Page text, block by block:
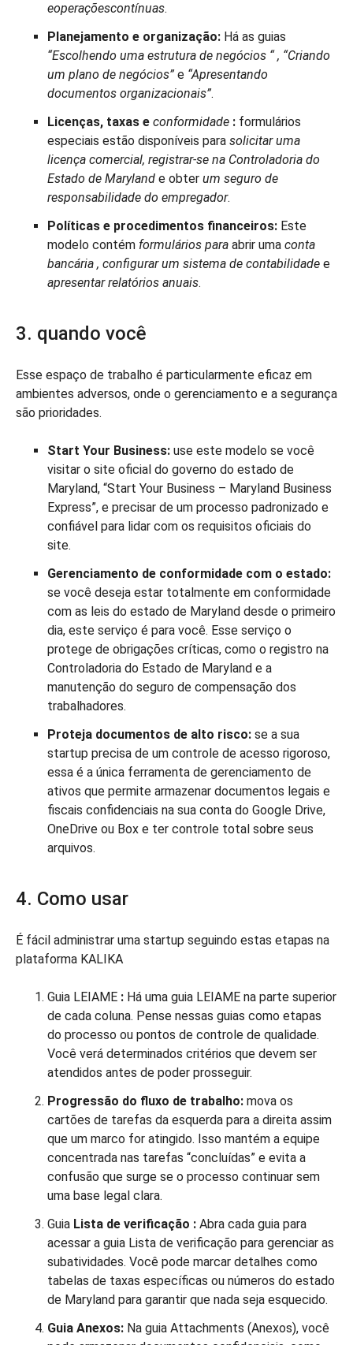
eoperaçõescontínuas.
Planejamento e organização: Há as guias
“Escolhendo uma estrutura de negócios “ , “Criando
um plano de negócios” e “Apresentando
documentos organizacionais”.
Licenças, taxas e conformidade : formulários
especiais estão disponíveis para solicitar uma
licença comercial, registrar-se na Controladoria do
Estado de Maryland e obter um seguro de
responsabilidade do empregador.
Políticas e procedimentos financeiros: Este
modelo contém formulários para abrir uma conta
bancária , configurar um sistema de contabilidade e
apresentar relatórios anuais.
3. quando você
Esse espaço de trabalho é particularmente eficaz em
ambientes adversos, onde o gerenciamento e a segurança
são prioridades.
Start Your Business: use este modelo se você
visitar o site oficial do governo do estado de
Maryland, “Start Your Business – Maryland Business
Express”, e precisar de um processo padronizado e
confiável para lidar com os requisitos oficiais do
site.
Gerenciamento de conformidade com o estado:
se você deseja estar totalmente em conformidade
com as leis do estado de Maryland desde o primeiro
dia, este serviço é para você. Esse serviço o
protege de obrigações críticas, como o registro na
Controladoria do Estado de Maryland e a
manutenção do seguro de compensação dos
trabalhadores.
Proteja documentos de alto risco: se a sua
startup precisa de um controle de acesso rigoroso,
essa é a única ferramenta de gerenciamento de
ativos que permite armazenar documentos legais e
fiscais confidenciais na sua conta do Google Drive,
OneDrive ou Box e ter controle total sobre seus
arquivos.
4. Como usar
É fácil administrar uma startup seguindo estas etapas na
plataforma KALIKA
Guia LEIAME : Há uma guia LEIAME na parte superior
de cada coluna. Pense nessas guias como etapas
do processo ou pontos de controle de qualidade.
Você verá determinados critérios que devem ser
atendidos antes de poder prosseguir.
Progressão do fluxo de trabalho: mova os
cartões de tarefas da esquerda para a direita assim
que um marco for atingido. Isso mantém a equipe
concentrada nas tarefas “concluídas” e evita a
confusão que surge se o processo continuar sem
uma base legal clara.
Guia Lista de verificação : Abra cada guia para
acessar a guia Lista de verificação para gerenciar as
subatividades. Você pode marcar detalhes como
tabelas de taxas específicas ou números do estado
de Maryland para garantir que nada seja esquecido.
Guia Anexos: Na guia Attachments (Anexos), você